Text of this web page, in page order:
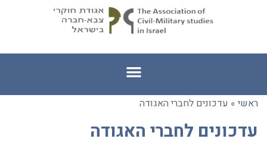
ראשי » עדכונים לחברי האגודה
עדכונים לחברי האגודה